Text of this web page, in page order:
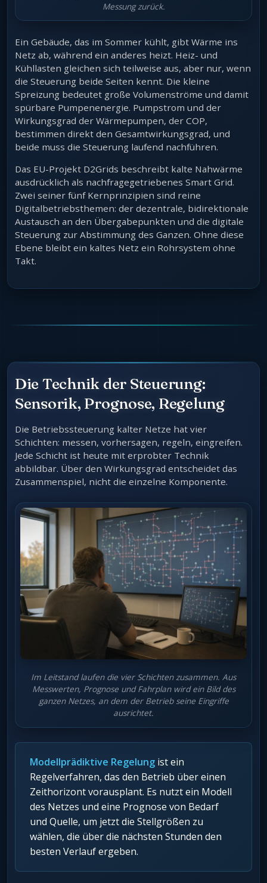
Messung zurück.
Ein Gebäude, das im Sommer kühlt, gibt Wärme ins
Netz ab, während ein anderes heizt. Heiz- und
Kühllasten gleichen sich teilweise aus, aber nur, wenn
die Steuerung beide Seiten kennt. Die kleine
Spreizung bedeutet große Volumenströme und damit
spürbare Pumpenenergie. Pumpstrom und der
Wirkungsgrad der Wärmepumpen, der COP,
bestimmen direkt den Gesamtwirkungsgrad, und
beide muss die Steuerung laufend nachführen.
Das EU-Projekt D2Grids beschreibt kalte Nahwärme
ausdrücklich als nachfragegetriebenes Smart Grid.
Zwei seiner fünf Kernprinzipien sind reine
Digitalbetriebsthemen: der dezentrale, bidirektionale
Austausch an den Übergabepunkten und die digitale
Steuerung zur Abstimmung des Ganzen. Ohne diese
Ebene bleibt ein kaltes Netz ein Rohrsystem ohne
Takt.
Die Technik der Steuerung:
Sensorik, Prognose, Regelung
Die Betriebssteuerung kalter Netze hat vier
Schichten: messen, vorhersagen, regeln, eingreifen.
Jede Schicht ist heute mit erprobter Technik
abbildbar. Über den Wirkungsgrad entscheidet das
Zusammenspiel, nicht die einzelne Komponente.
Im Leitstand laufen die vier Schichten zusammen. Aus
Messwerten, Prognose und Fahrplan wird ein Bild des
ganzen Netzes, an dem der Betrieb seine Eingriffe
ausrichtet.
Modellprädiktive Regelung ist ein
Regelverfahren, das den Betrieb über einen
Zeithorizont vorausplant. Es nutzt ein Modell
des Netzes und eine Prognose von Bedarf
und Quelle, um jetzt die Stellgrößen zu
wählen, die über die nächsten Stunden den
besten Verlauf ergeben.